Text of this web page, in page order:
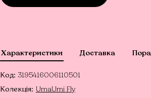
Характеристики Доставка
Код: 3195416006110501
Колекція: UmaUmi Fly